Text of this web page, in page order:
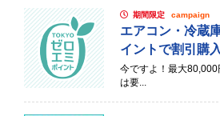
期間限定 campaign
エアコン・冷蔵
イントで割引購
今ですよ！最大
は要...